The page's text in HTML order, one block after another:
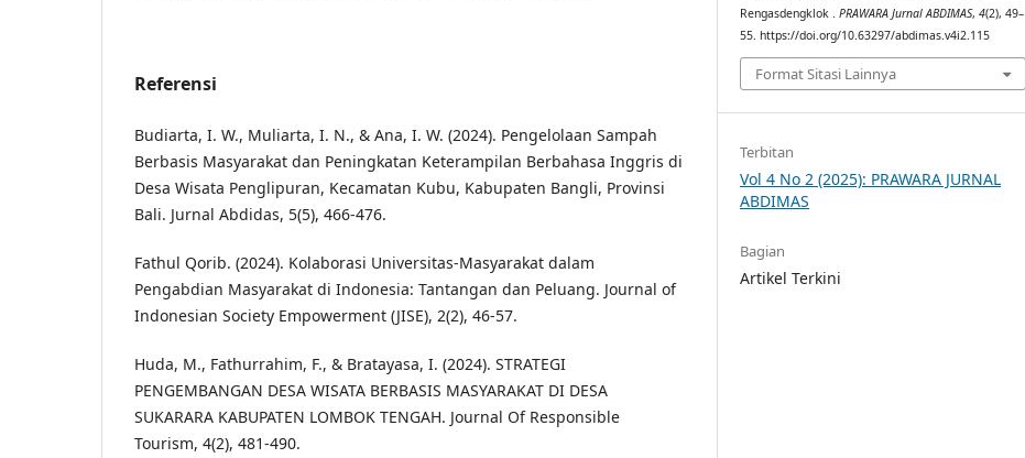
Referensi
Budiarta, I. W., Muliarta, I. N., & Ana, I. W. (2024). Pengelolaan Sampah
Berbasis Masyarakat dan Peningkatan Keterampilan Berbahasa Inggris di
Desa Wisata Penglipuran, Kecamatan Kubu, Kabupaten Bangli, Provinsi
Bali. Jurnal Abdidas, 5(5), 466-476.
Fathul Qorib. (2024). Kolaborasi Universitas-Masyarakat dalam
Pengabdian Masyarakat di Indonesia: Tantangan dan Peluang. Journal of
Indonesian Society Empowerment (JISE), 2(2), 46-57.
Huda, M., Fathurrahim, F., & Bratayasa, I. (2024). STRATEGI
PENGEMBANGAN DESA WISATA BERBASIS MASYARAKAT DI DESA
SUKARARA KABUPATEN LOMBOK TENGAH. Journal Of Responsible
Tourism, 4(2), 481-490.
Rengasdengklok .PRAWARA Jurnal ABDIMAS,4(2), 49–
55. https://doi.org/10.63297/abdimas.v4i2.115
Format Sitasi Lainnya
Terbitan
Vol 4 No 2 (2025): PRAWARA JURNAL
ABDIMAS
Bagian
Artikel Terkini